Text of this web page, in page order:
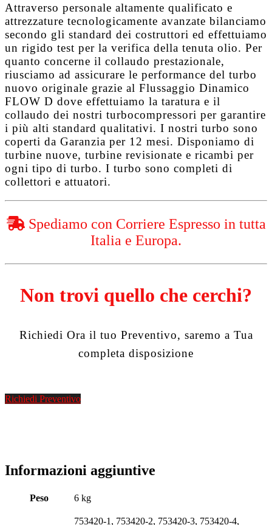
Attraverso personale altamente qualificato e
attrezzature tecnologicamente avanzate bilanciamo
secondo gli standard dei costruttori ed effettuiamo
un rigido test per la verifica della tenuta olio. Per
quanto concerne il collaudo prestazionale,
riusciamo ad assicurare le performance del turbo
nuovo originale grazie al Flussaggio Dinamico
FLOW D dove effettuiamo la taratura e il
collaudo dei nostri turbocompressori per garantire
i più alti standard qualitativi. I nostri turbo sono
coperti da Garanzia per 12 mesi. Disponiamo di
turbine nuove, turbine revisionate e ricambi per
ogni tipo di turbo. I turbo sono completi di
collettori e attuatori.
Spediamo con Corriere Espresso in tutta
Italia e Europa.
Non trovi quello che cerchi?
Richiedi Ora il tuo Preventivo, saremo a Tua
completa disposizione
Richiedi Preventivo
Informazioni aggiuntive
Peso 6 kg
753420-1, 753420-2, 753420-3, 753420-4,